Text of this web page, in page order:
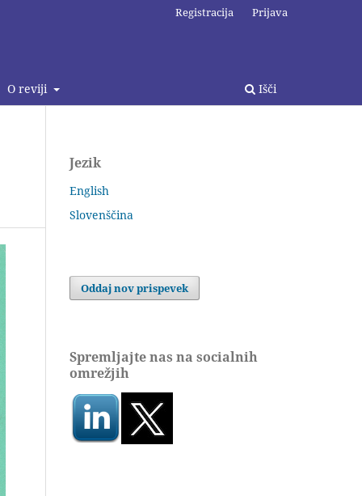
O reviji Išči
Registracija Prijava
Jezik
English
Slovenščina
Oddaj nov prispevek
Spremljajte nas na socialnih
omrežjih